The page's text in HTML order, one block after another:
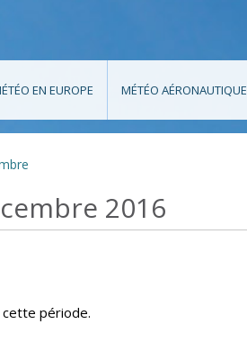
EN EUROPE MÉTÉO AÉRONAUTIQUE
2016
cette période.